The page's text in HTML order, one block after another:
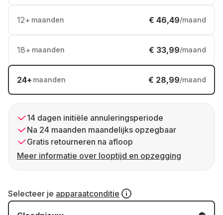
12+ maanden € 46,49/maand
18+ maanden € 33,99/maand
24+ maanden € 28,99/maand
14 dagen initiële annuleringsperiode
Na 24 maanden maandelijks opzegbaar
Gratis retourneren na afloop
Meer informatie over looptijd en opzegging
Selecteer je apparaatconditie